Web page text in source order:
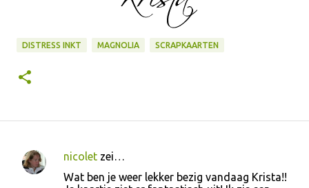
DISTRESS INKT MAGNOLIA SCRAPKAARTEN
R
nicolet zei…
Wat ben je weer lekker bezig vandaag Krista!!